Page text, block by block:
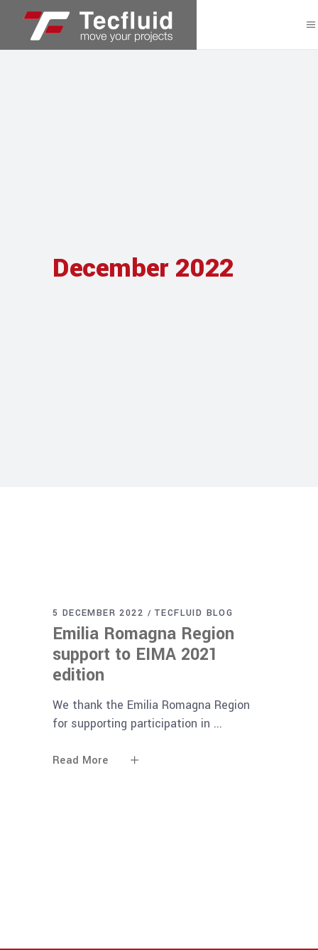
December 2022
5 DECEMBER 2022 TECFLUID BLOG
Emilia Romagna Region
support to EIMA 2021
edition
We thank the Emilia Romagna Region
for supporting participation in
Read More